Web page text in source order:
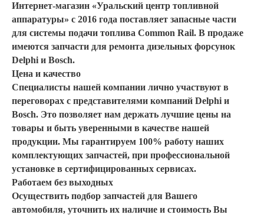
Интернет-магазин «Уральский центр топливной
аппаратуры» с 2016 года поставляет запасные части
для системы подачи топлива Common Rail. В продаже
имеются запчасти для ремонта дизельных форсунок
Delphi и Bosch.
Цена и качество
Специалисты нашей компании лично участвуют в
переговорах с представителями компаний Delphi и
Bosch. Это позволяет нам держать лучшие цены на
товары и быть уверенными в качестве нашей
продукции. Мы гарантируем 100% работу наших
комплектующих запчастей, при профессиональной
установке в сертифицированных сервисах.
Работаем без выходных
Осуществить подбор запчастей для Вашего
автомобиля, уточнить их наличие и стоимость Вы